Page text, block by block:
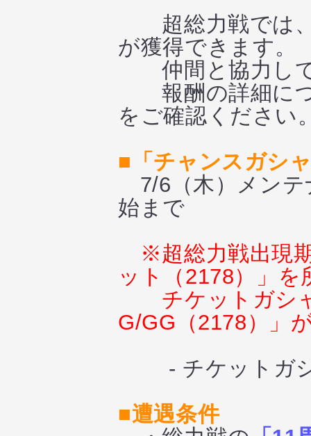
超総力戦では、
が獲得できます。
仲間と協力して
報酬の詳細につ
をご確認ください
■「チャンスガシ
7/6（木）メンテ
始まで
※超総力戦出現
ット（2178）」
チケットガシ
G/GG（2178）」
- チケットガシ
■遭遇条件